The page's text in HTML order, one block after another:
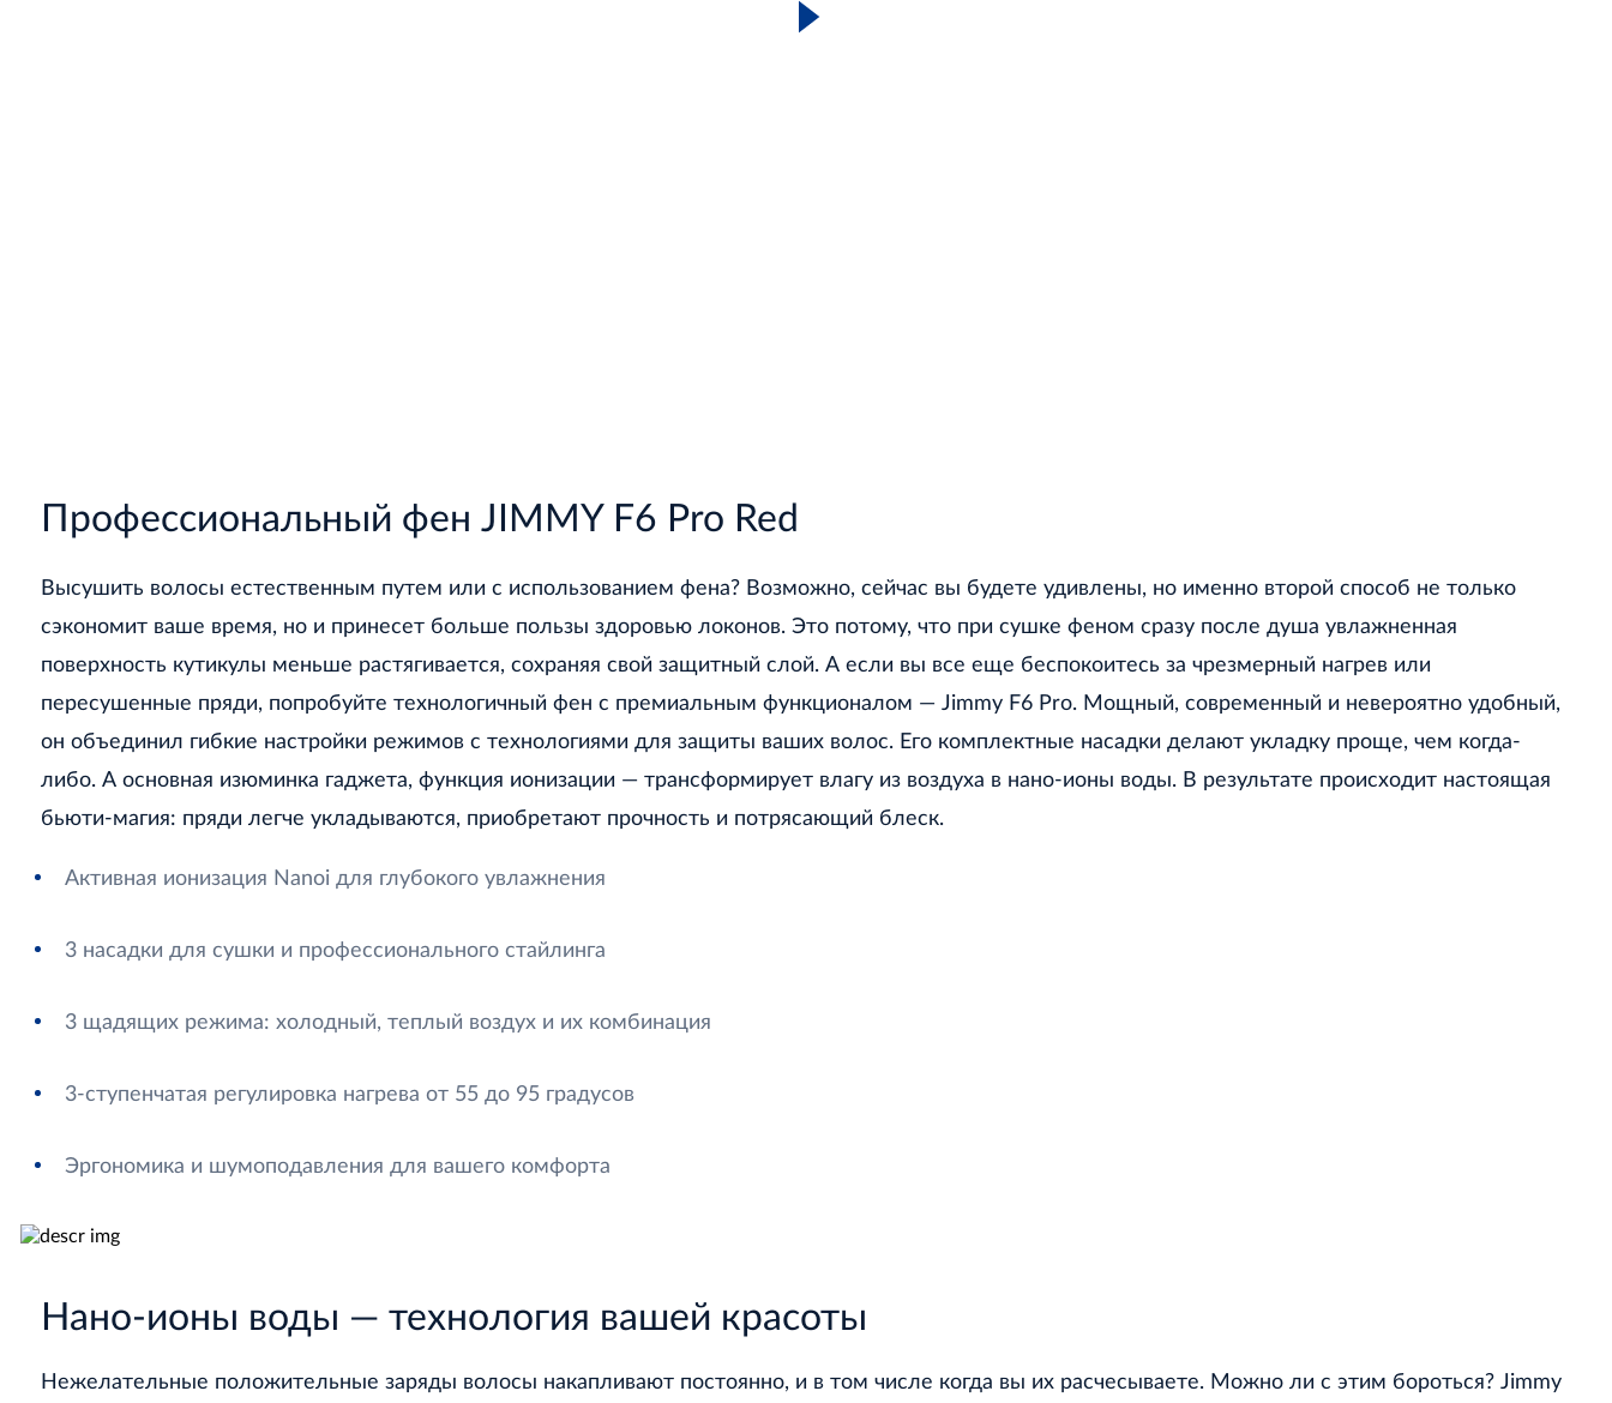
Профессиональный фен JIMMY F6 Pro Red
Высушить волосы естественным путем или с использованием фена? Возможно, сейчас вы будете удивлены, но именно второй способ не только
сэкономит ваше время, но и принесет больше пользы здоровью локонов. Это потому, что при сушке феном сразу после душа увлажненная
поверхность кутикулы меньше растягивается, сохраняя свой защитный слой. А если вы все еще беспокоитесь за чрезмерный нагрев или
пересушенные пряди, попробуйте технологичный фен с премиальным функционалом — Jimmy F6 Pro. Мощный, современный и невероятно удобный,
он объединил гибкие настройки режимов с технологиями для защиты ваших волос. Его комплектные насадки делают укладку проще, чем когда-
либо. А основная изюминка гаджета, функция ионизации — трансформирует влагу из воздуха в нано-ионы воды. В результате происходит настоящая
бьюти-магия: пряди легче укладываются, приобретают прочность и потрясающий блеск.
Активная ионизация Nanoi для глубокого увлажнения
3 насадки для сушки и профессионального стайлинга
3 щадящих режима: холодный, теплый воздух и их комбинация
3-ступенчатая регулировка нагрева от 55 до 95 градусов
Эргономика и шумоподавления для вашего комфорта
Нано-ионы воды — технология вашей красоты
Нежелательные положительные заряды волосы накапливают постоянно, и в том числе когда вы их расчесываете. Можно ли с этим бороться? Jimmy